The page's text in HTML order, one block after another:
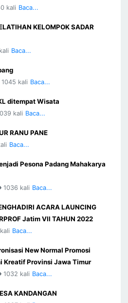
kali Baca...
KELOMPOK SADAR
Baca...
1045 kali Baca...
ditempat Wisata
kali Baca...
RANU PANE
Baca...
Pesona Padang Mahakarya
1036 kali Baca...
ACARA LAUNCING
Jatim VII TAHUN 2022
Baca...
New Normal Promosi
Kreatif Provinsi Jawa Timur
1032 kali Baca...
KANDANGAN